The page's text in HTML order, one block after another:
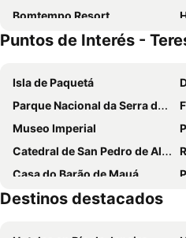
Bomtempo Resort
Hotel Bel Air
Puntos de Interés -
Isla de Paquetá
Parque Nacional da Serra dos Órgãos
Museo Imperial
Catedral de San Pedro de Alcántara
Casa do Barão de Mauá
Circuito Sabor Mury
Destinos destacados